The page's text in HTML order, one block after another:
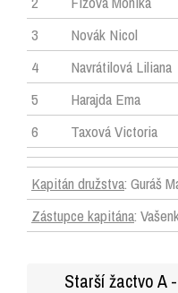
3
Novák Nicol
4
Navrátilová Liliana
5
Harajda Ema
6
Taxová Victoria
Kapitán družstva: Guráš
Zástupce kapitána:
Starší žactvo A